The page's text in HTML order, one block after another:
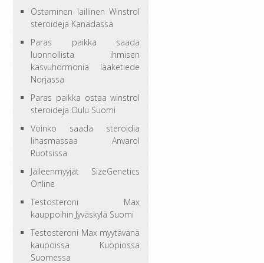
Ostaminen laillinen Winstrol
steroideja Kanadassa
Paras paikka saada
luonnollista ihmisen
kasvuhormonia lääketiede
Norjassa
Paras paikka ostaa winstrol
steroideja Oulu Suomi
Voinko saada steroidia
lihasmassaa Anvarol
Ruotsissa
Jälleenmyyjät SizeGenetics
Online
Testosteroni Max
kauppoihin Jyväskylä Suomi
Testosteroni Max myytävänä
kaupoissa Kuopiossa
Suomessa